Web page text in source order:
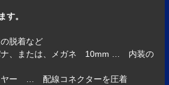
す。
脱着など
ナ、または、メガネ 10mm … 内装の
ヤー … 配線コネクターを圧着